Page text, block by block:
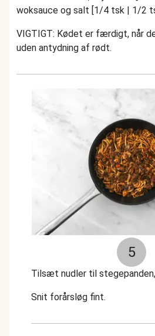
woksauce og salt [1/4 tsk | 1/2
VIGTIGT: Kødet er færdigt, når
uden antydning af rødt.
5
Tilsæt nudler til
Snit forårsløg fint.